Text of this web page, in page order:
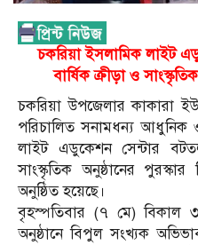
চকরিয়া ইসলামিক লাইট
বার্ষিক ক্রীড়া ও
চকরিয়া উপজেলার কাকারা
পরিচালিত সনামধন্য আধুনিক ও
লাইট এডুকেশন সেন্টার
সাংস্কৃতিক অনুষ্ঠানের
অনুষ্ঠিত হয়েছে।
বৃহস্পতিবার (৭ মে) বিকাল
অনুষ্ঠানে বিপুল সংখ্যক